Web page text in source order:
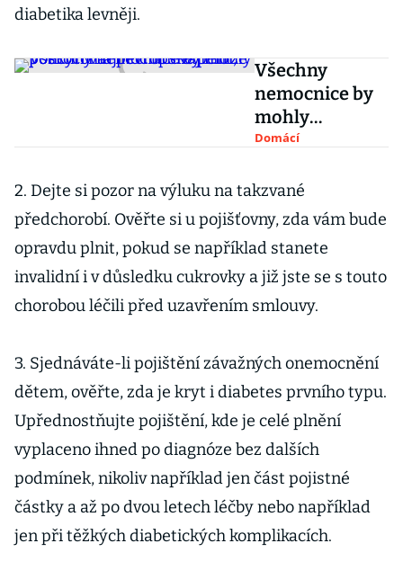
diabetika levněji.
Všechny
nemocnice by
mohly
poskytovat
umírajícím,
pomoci mají
evropské
peníze
Domácí
2. Dejte si pozor na výluku na takzvané
předchorobí. Ověřte si u pojišťovny, zda vám bude
opravdu plnit, pokud se například stanete
invalidní i v důsledku cukrovky a již jste se s touto
chorobou léčili před uzavřením smlouvy.
3. Sjednáváte-li pojištění závažných onemocnění
dětem, ověřte, zda je kryt i diabetes prvního typu.
Upřednostňujte pojištění, kde je celé plnění
vyplaceno ihned po diagnóze bez dalších
podmínek, nikoliv například jen část pojistné
částky a až po dvou letech léčby nebo například
jen při těžkých diabetických komplikacích.